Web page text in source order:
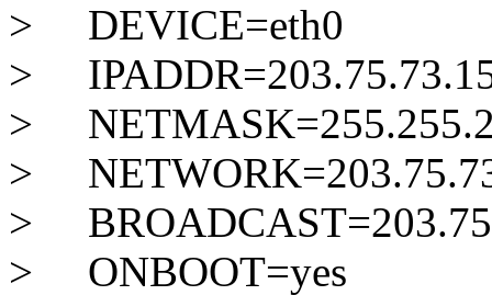
> DEVICE=eth0
>
>
>
>
> ONBOOT=yes